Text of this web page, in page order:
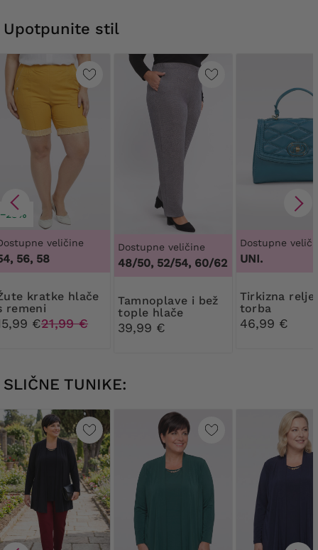
Upotpunite stil
−28%
veličine
56, 58
remeni
€21,99 €
Dostupne veličine
48/50, 52/54, 60/62
Tamnoplave i bež
tople hlače
39,99 €
Dostupne
UNI.
Tirkizna reljefna
torba
46,99 €
SLIČNE TUNIKE: